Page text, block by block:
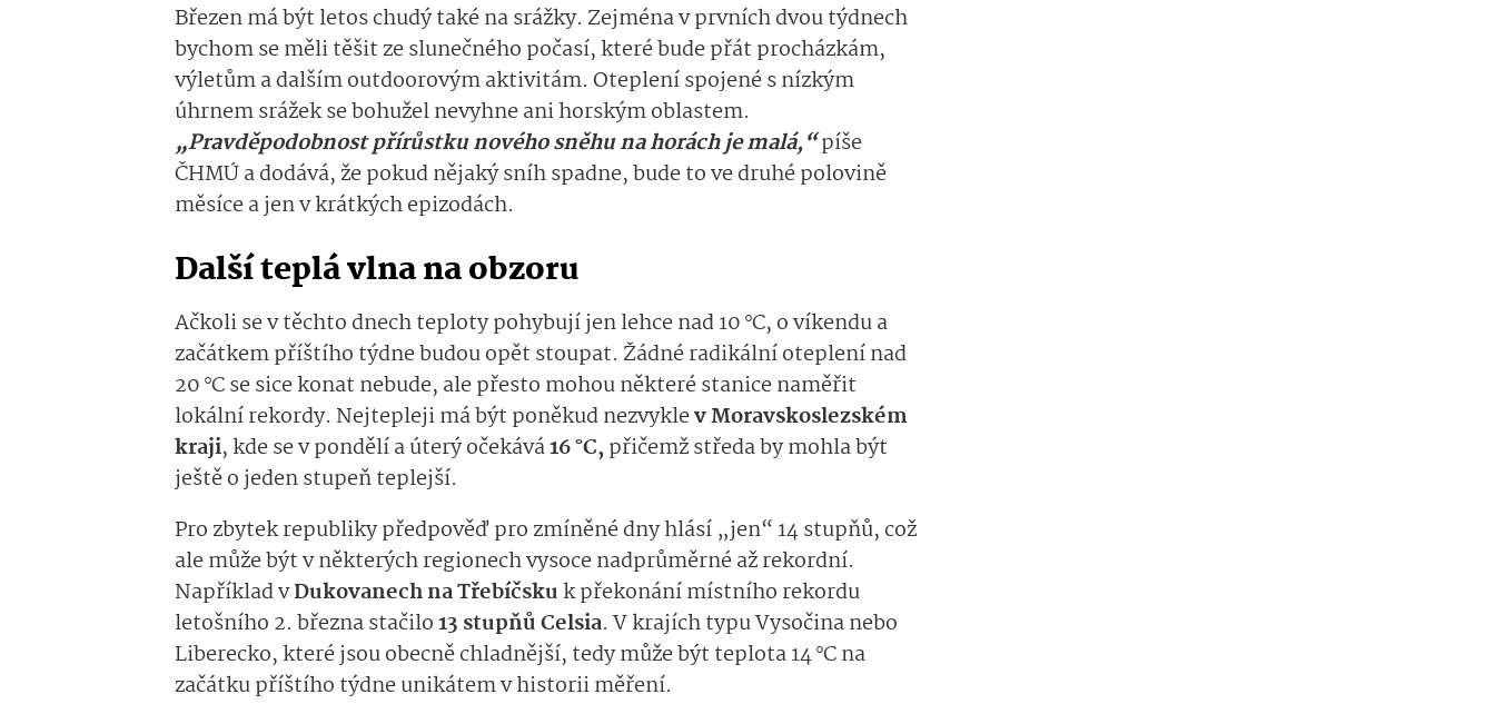
Březen má být letos chudý také na srážky. Zejména v prvních dvou týdnech
bychom se měli těšit ze slunečného počasí, které bude přát procházkám,
výletům a dalším outdoorovým aktivitám. Oteplení spojené s nízkým
úhrnem srážek se bohužel nevyhne ani horským oblastem.
„Pravděpodobnost přírůstku nového sněhu na horách je malá,“píše
ČHMÚ a dodává, že pokud nějaký sníh spadne, bude to ve druhé polovině
měsíce a jen v krátkých epizodách.
Další teplá vlna na obzoru
Ačkoli se v těchto dnech teploty pohybují jen lehce nad 10 °C, o víkendu a
začátkem příštího týdne budou opět stoupat. Žádné radikální oteplení nad
20 °C se sice konat nebude, ale přesto mohou některé stanice naměřit
lokální rekordy. Nejtepleji má být poněkud nezvyklev Moravskoslezském
kraji, kde se v pondělí a úterý očekává16 °C,přičemž středa by mohla být
ještě o jeden stupeň teplejší.
Pro zbytek republiky předpověď pro zmíněné dny hlásí „jen“ 14 stupňů, což
ale může být v některých regionech vysoce nadprůměrné až rekordní.
Například vDukovanech na Třebíčsku k překonání místního rekordu
letošního 2. března stačilo13 stupňů Celsia. V krajích typu Vysočina nebo
Liberecko, které jsou obecně chladnější, tedy může být teplota 14 °C na
začátku příštího týdne unikátem v historii měření.